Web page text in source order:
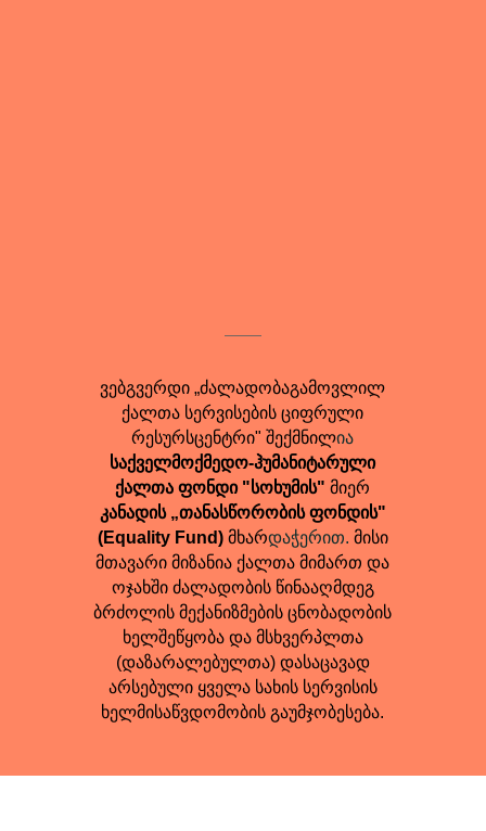
ვებგვერდი „ძალადობაგამოვლილ
ქალთა სერვისების ციფრული
რესურსცენტრი" შექმნილია
საქველმოქმედო-ჰუმანიტარული
ქალთა ფონდი "სოხუმის" მიერ
კანადის „თანასწორობის ფონდის"
(Equality Fund) მხარდაჭერით. მისი
მთავარი მიზანია ქალთა მიმართ და
ოჯახში ძალადობის წინააღმდეგ
ბრძოლის მექანიზმების ცნობადობის
ხელშეწყობა და მსხვერპლთა
(დაზარალებულთა) დასაცავად
არსებული ყველა სახის სერვისის
ხელმისაწვდომობის გაუმჯობესება.